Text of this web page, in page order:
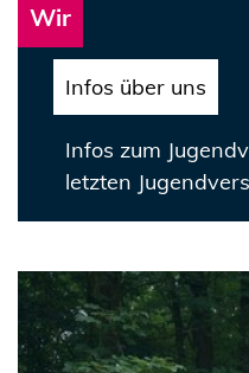
Wir
Infos über uns
Infos zum
letzten